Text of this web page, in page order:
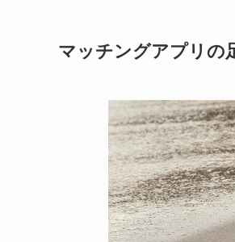
マッチングアプリの